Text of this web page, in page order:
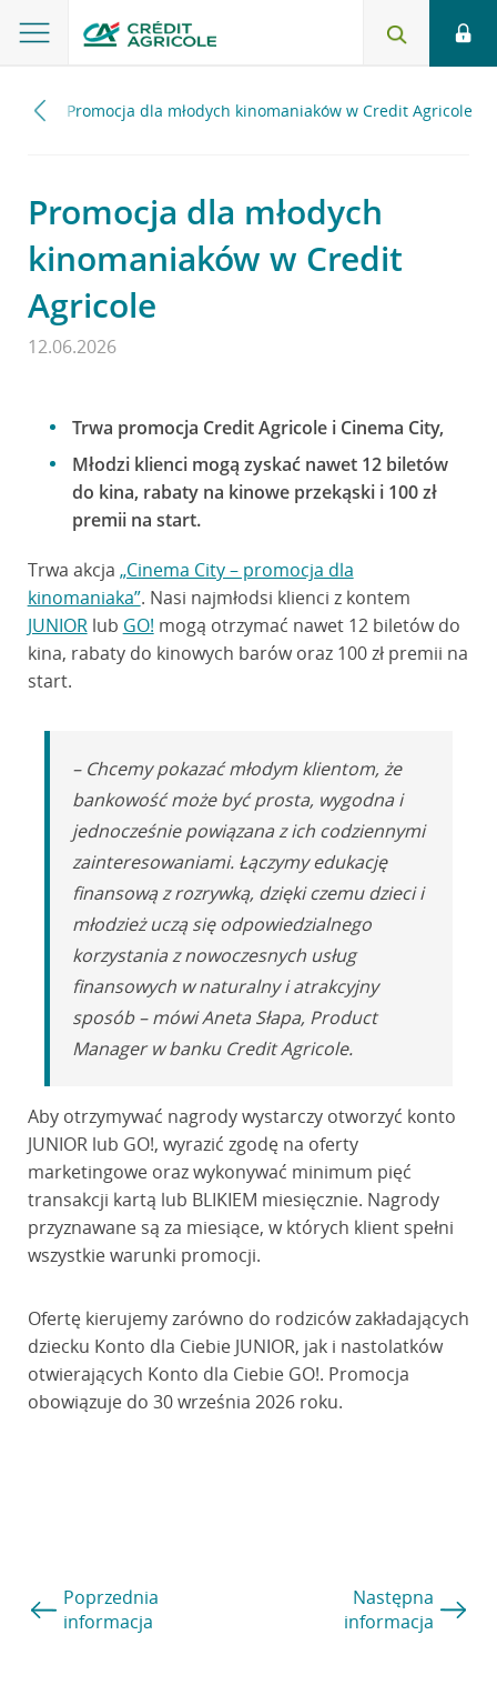
Promocja dla młodych kinomaniaków w Credit Agricole
Promocja dla młodych
kinomaniaków w Credit
Agricole
12.06.2026
Trwa promocja Credit Agricole i Cinema City,
Młodzi klienci mogą zyskać nawet 12 biletów
do kina, rabaty na kinowe przekąski i 100 zł
premii na start.
Trwa akcja „Cinema City – promocja dla
kinomaniaka”. Nasi najmłodsi klienci z kontem
JUNIORlub GO! mogą otrzymać nawet 12 biletów do
kina, rabaty do kinowych barów oraz 100 zł premii na
start.
– Chcemy pokazać młodym klientom, że
bankowość może być prosta, wygodna i
jednocześnie powiązana z ich codziennymi
zainteresowaniami. Łączymy edukację
finansową z rozrywką, dzięki czemu dzieci i
młodzież uczą się odpowiedzialnego
korzystania z nowoczesnych usług
finansowych w naturalny i atrakcyjny
sposób – mówi Aneta Słapa, Product
Manager w banku Credit Agricole.
Aby otrzymywać nagrody wystarczy otworzyć konto
JUNIOR lub GO!, wyrazić zgodę na oferty
marketingowe oraz wykonywać minimum pięć
transakcji kartą lub BLIKIEM miesięcznie. Nagrody
przyznawane są za miesiące, w których klient spełni
wszystkie warunki promocji.
Ofertę kierujemy zarówno do rodziców zakładających
dziecku Konto dla Ciebie JUNIOR, jak i nastolatków
otwierających Konto dla Ciebie GO!. Promocja
obowiązuje do 30 września 2026 roku.
Poprzednia
informacja
Następna
informacja